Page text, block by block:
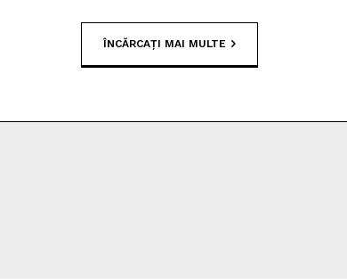
ÎNCĂRCAȚI MAI MULTE